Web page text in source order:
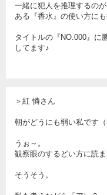
一緒に犯人を推理するの
ある『香水』の使い方に
タイトルの『NO.000』に
してます♪
＞紅 憐さん
朝がどうにも弱い私です
うぉ～。
観察眼のするどい方に読
そうそう。